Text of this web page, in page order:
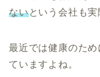
ないという会社も実
最近では健康のた
ていますよね。